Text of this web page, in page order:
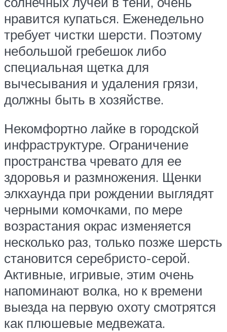
нравится купаться. Еженедельно
требует чистки шерсти. Поэтому
небольшой гребешок либо
специальная щетка для
вычесывания и удаления грязи,
должны быть в хозяйстве.
Некомфортно лайке в городской
инфраструктуре. Ограничение
пространства чревато для ее
здоровья и размножения. Щенки
элкхаунда при рождении выглядят
черными комочками, по мере
возрастания окрас изменяется
несколько раз, только позже шерсть
становится серебристо-серой.
Активные, игривые, этим очень
напоминают волка, но к времени
выезда на первую охоту смотрятся
как плюшевые медвежата.